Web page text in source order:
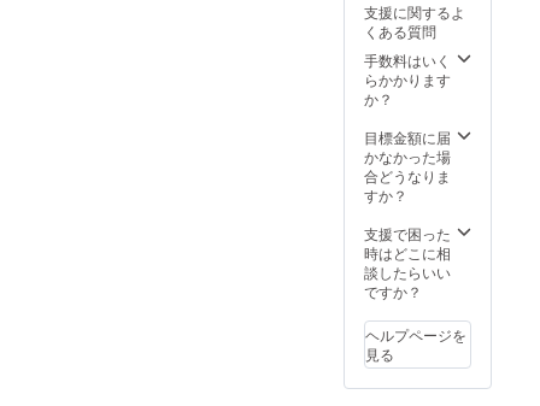
の限定
お歌動
画① ＋
★３Dモ
デルで
1on1（
3分間）
★ゆ
がー先
おろし
抱き枕
カバー
★3Dモ
の限定
お歌動
画②
（3種）
・3Dお
披露目
配信の2
次会へ
・描き
おろし
SDダイ
カット
ション
・描き
おろし
SDパス
・くま
みみマ
ウス
パッド
支援に関するよ
くある質問
手数料はいく
らかかります
か？
目標金額に届
かなかった場
合どうなりま
すか？
支援で困った
時はどこに相
談したらいい
ですか？
ヘルプページを
見る